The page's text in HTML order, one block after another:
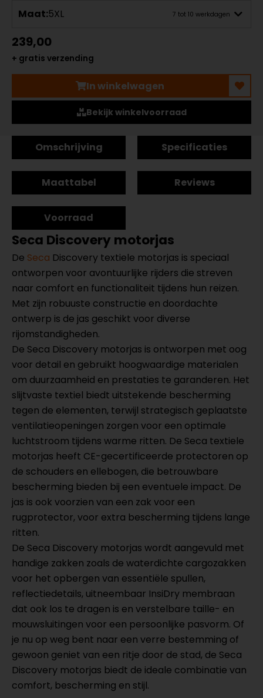
Maat:5XL 7 tot 10 werkdagen
239,00
+ gratis verzending
In winkelwagen
Bekijk winkelvoorraad
Omschrijving Specificaties
Maattabel Reviews
Voorraad
Seca Discovery motorjas
De Seca Discovery textiele motorjas is speciaal
ontworpen voor avontuurlijke rijders die streven
naar comfort en functionaliteit tijdens hun reizen.
Met zijn robuuste constructie en doordachte
ontwerp is de jas geschikt voor diverse
rijomstandigheden.
De Seca Discovery motorjas is ontworpen met oog
voor detail en gebruikt hoogwaardige materialen
om duurzaamheid en prestaties te garanderen. Het
slijtvaste textiel biedt uitstekende bescherming
tegen de elementen, terwijl strategisch geplaatste
ventilatieopeningen zorgen voor een optimale
luchtstroom tijdens warme ritten. De Seca textiele
motorjas heeft CE-gecertificeerde protectoren op
de schouders en ellebogen, die betrouwbare
bescherming bieden bij een eventuele impact. De
jas is ook voorzien van een zak voor een
rugprotector, voor extra bescherming tijdens lange
ritten.
De Seca Discovery motorjas wordt aangevuld met
handige zakken zoals de waterdichte cargozakken
voor het opbergen van essentiële spullen,
reflectiedetails, uitneembaar InsiDry membraan
dat ook los te dragen is en verstelbare taille- en
mouwsluitingen voor een persoonlijke pasvorm. Of
je nu op weg bent naar een verre bestemming of
gewoon geniet van een ritje door de stad, de Seca
Discovery motorjas biedt de ideale combinatie van
comfort, bescherming en stijl.